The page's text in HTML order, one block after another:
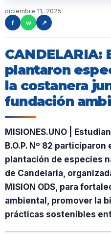
diciembre 11, 2025
f
w ↗
CANDELARIA:
plantaron
la costanera
fundación
MISIONES.UNO |
B.O.P. Nº 82
plantación de especies
de Candelaria,
MISION ODS, para
ambiental, promover la
prácticas sostenibles